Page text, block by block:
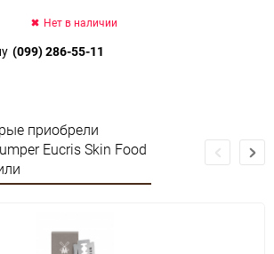
Нет в наличии
(099) 286-55-11
приобрели
Eucris Skin Food